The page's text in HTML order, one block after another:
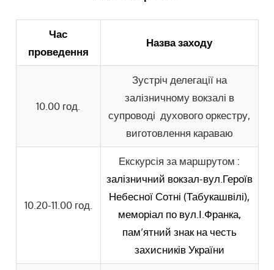
Час
проведення
Назва заходу
10.00 год.
Зустріч делегації на
залізничному вокзалі в
супроводі духового оркестру,
виготовлення караваю
10.20-11.00 год.
Екскурсія за маршрутом :
залізничний вокзал-вул.Героїв
Небесної Сотні (Табукашвілі),
меморіал по вул.І.Франка,
пам’ятний знак на честь
захисників України